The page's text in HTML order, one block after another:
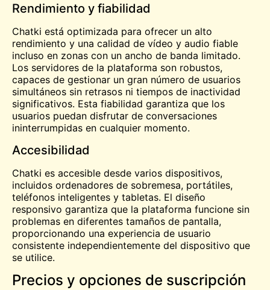
Rendimiento y fiabilidad
Chatki está optimizada para ofrecer un alto
rendimiento y una calidad de vídeo y audio fiable
incluso en zonas con un ancho de banda limitado.
Los servidores de la plataforma son robustos,
capaces de gestionar un gran número de usuarios
simultáneos sin retrasos ni tiempos de inactividad
significativos. Esta fiabilidad garantiza que los
usuarios puedan disfrutar de conversaciones
ininterrumpidas en cualquier momento.
Accesibilidad
Chatki es accesible desde varios dispositivos,
incluidos ordenadores de sobremesa, portátiles,
teléfonos inteligentes y tabletas. El diseño
responsivo garantiza que la plataforma funcione sin
problemas en diferentes tamaños de pantalla,
proporcionando una experiencia de usuario
consistente independientemente del dispositivo que
se utilice.
Precios y opciones de suscripción